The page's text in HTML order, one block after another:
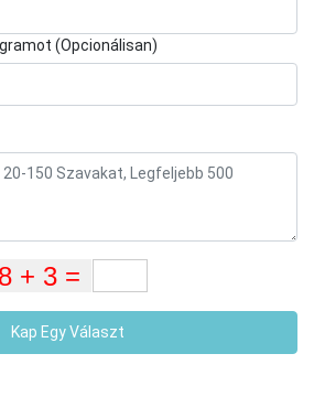
(Opcionálisan)
Kap Egy Választ